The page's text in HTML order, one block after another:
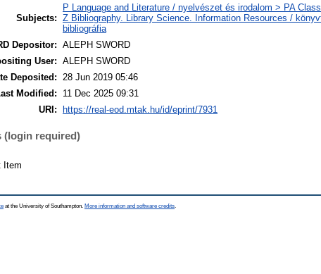
Subjects:
P Language and Literature / nyelvészet és irodalom > PA
Z Bibliography. Library Science. Information Resources /
bibliográfia
Depositor: ALEPH SWORD
User:
ALEPH SWORD
Deposited:
28 Jun 2019 05:46
Modified:
11 Dec 2025 09:31
URI:
https://real-eod.mtak.hu/id/eprint/7931
(login required)
Item
at the University of Southampton. More information and software credits